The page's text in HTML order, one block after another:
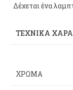
Δέχεται ένα
ΤΕΧΝΙΚΑ
ΧΡΏΜΑ